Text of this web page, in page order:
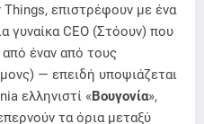
επιστρέφουν με ένα
γυναίκα CEO (Στόουν) που
από έναν από τους
— επειδή υποψιάζεται
ελληνιστί «Βουγονία»,
τα όρια μεταξύ